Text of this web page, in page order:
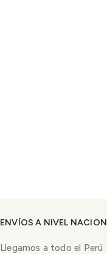
ENVÍOS A NIVEL
Llegamos a todo el Perú